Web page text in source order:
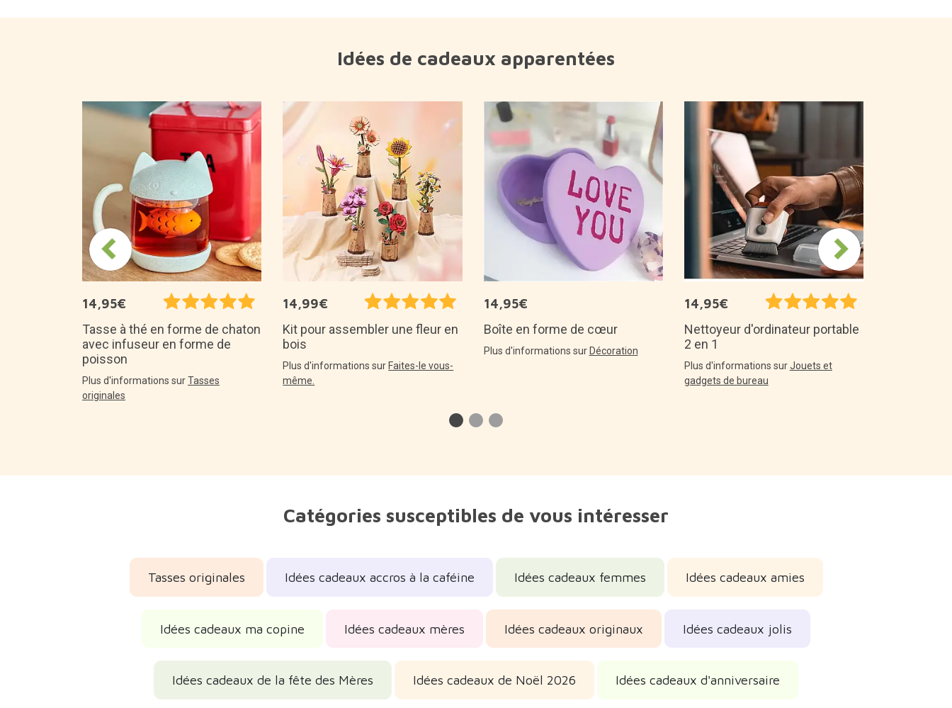
Idées de cadeaux apparentées
14,95€
Tasse à thé en forme de chaton
avec infuseur en forme de
poisson
Plus d'informations surTasses
originales
14,99€
Kit pour assembler une fleur en
bois
Plus d'informations sur Faites-le vous-
même.
14,95€
Boîte en forme de cœur
Plus d'informations sur Décoration
14,95€
Nettoyeur d'ordinateur portable
2 en 1
Plus d'informations surJouets et
gadgets de bureau
Catégories susceptibles de vous intéresser
Tasses originales Idées cadeaux accros à la caféine Idées cadeaux femmes Idées cadeaux amies
Idées cadeaux ma copine Idées cadeaux mères Idées cadeaux originaux Idées cadeaux jolis
Idées cadeaux de la fête des Mères Idées cadeaux de Noël 2026 Idées cadeaux d'anniversaire